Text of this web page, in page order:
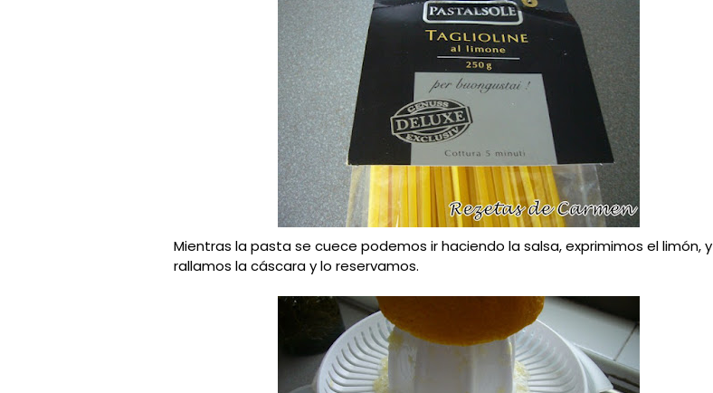
Mientras la pasta se cuece podemos ir haciendo la salsa, exprimimos el limón, y
rallamos la cáscara y lo reservamos.